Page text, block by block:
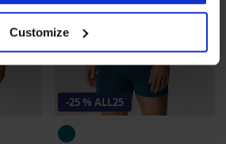
Customize
-25 % ALL25